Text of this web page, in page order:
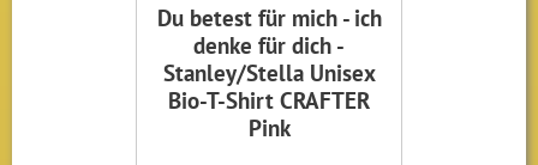
Du betest für mich - ich
denke für dich -
Stanley/Stella Unisex
Bio-T-Shirt CRAFTER
Pink